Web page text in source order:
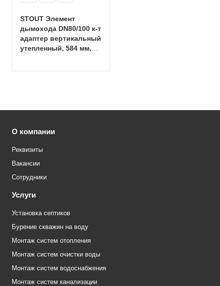
STOUT Элемент
дымохода DN80/100 к-т
адаптер вертикальный
утепленный, 584 мм,
О компании
Реквизиты
Вакансии
Сотрудники
Услуги
Установка септиков
Бурение скважин на воду
Монтаж систем отопления
Монтаж систем очистки воды
Монтаж систем водоснабжения
Монтаж систем канализации